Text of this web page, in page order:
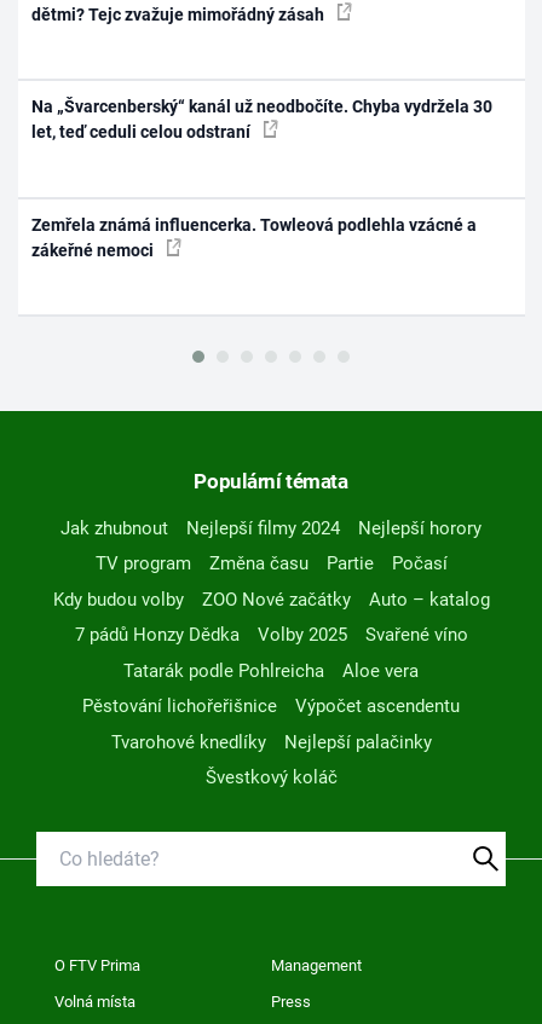
dětmi? Tejc zvažuje mimořádný zásah
Na „Švarcenberský“ kanál už neodbočíte. Chyba vydržela 30
let, teď ceduli celou odstraní
Zemřela známá influencerka. Towleová podlehla vzácné a
zákeřné nemoci
Populární témata
Jak zhubnout Nejlepší filmy 2024
Nejlepší horory
TV program
Změna času Partie
Počasí
Kdy budou volby
ZOO Nové začátky
Auto – katalog
7 pádů Honzy Dědka
Volby 2025
Svařené víno
Tatarák podle Pohlreicha
Aloe vera
Pěstování lichořeřišnice
Výpočet ascendentu
Tvarohové knedlíky
Nejlepší palačinky
Švestkový koláč
O FTV Prima Management
Volná místa Press